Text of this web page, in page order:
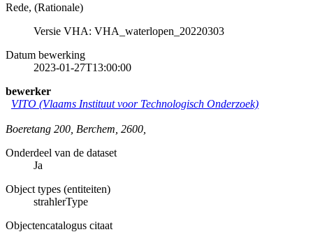
Rede, (Rationale)
Versie VHA: VHA_waterlopen_20220303
Datum bewerking
2023-01-27T13:00:00
bewerker
VITO (Vlaams Instituut voor Technologisch Onderzoek)
Boeretang 200 Berchem 2600
Onderdeel van de dataset
Ja
Object types (entiteiten)
strahlerType
Objectencatalogus citaat